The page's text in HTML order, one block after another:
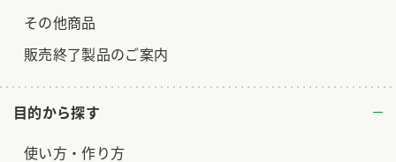
その他商品
販売終了製品のご案内
目的から探す
使い方・作り方